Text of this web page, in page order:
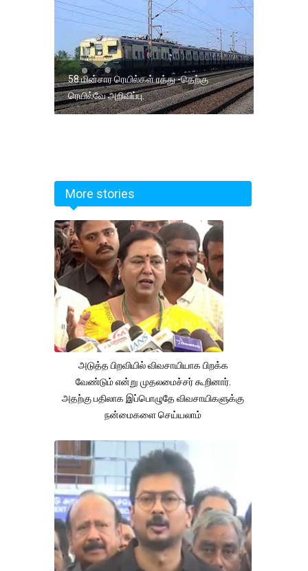
58 மின்சார ரெயில்கள் ரத்து -தெற்கு
ரெயில்வே அறிவிப்பு.
More stories
அடுத்த பிறவியில் விவசாயியாக பிறக்க
வேண்டும் என்று முதலமைச்சர் கூறினார்.
அதற்கு பதிலாக இப்பொழுதே விவசாயிகளுக்கு
நன்மைகளை செய்யலாம்